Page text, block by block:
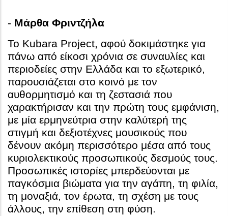
- Μάρθα Φριντζήλα
Το Kubara Project, αφού δοκιμάστηκε για
πάνω από είκοσι χρόνια σε συναυλίες και
περιοδείες στην Ελλάδα και το εξωτερικό,
παρουσιάζεται στο κοινό με τον
αυθορμητισμό και τη ζεστασιά που
χαρακτήρισαν και την πρώτη τους εμφάνιση,
με μία ερμηνεύτρια στην καλύτερή της
στιγμή και δεξιοτέχνες μουσικούς που
δένουν ακόμη περισσότερο μέσα από τους
κυριολεκτικούς προσωπικούς δεσμούς τους.
Προσωπικές ιστορίες μπερδεύονται με
παγκόσμια βιώματα για την αγάπη, τη φιλία,
τη μοναξιά, τον έρωτα, τη σχέση με τους
άλλους, την επίθεση στη φύση.